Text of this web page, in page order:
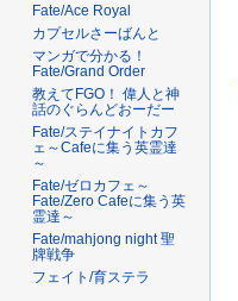
Fate/Ace Royal
カプセルさーばんと
マンガで分かる！
Fate/Grand Order
教えてFGO！ 偉人と神
話のぐらんどおーだー
Fate/ステイナイトカフ
ェ～Cafeに集う英霊達
～
Fate/ゼロカフェ～
Fate/Zero Cafeに集う英
霊達～
Fate/mahjong night 聖
牌戦争
フェイト/育ステラ